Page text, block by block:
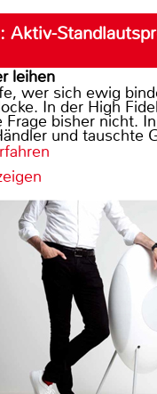
Aktiv-
leihen
wer sich ewig
In der High
Frage bisher nicht.
und tauschte